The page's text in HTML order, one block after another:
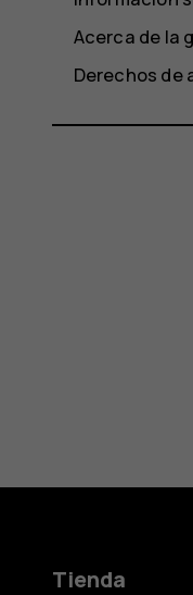
Acerca de la
Derechos de
Tienda